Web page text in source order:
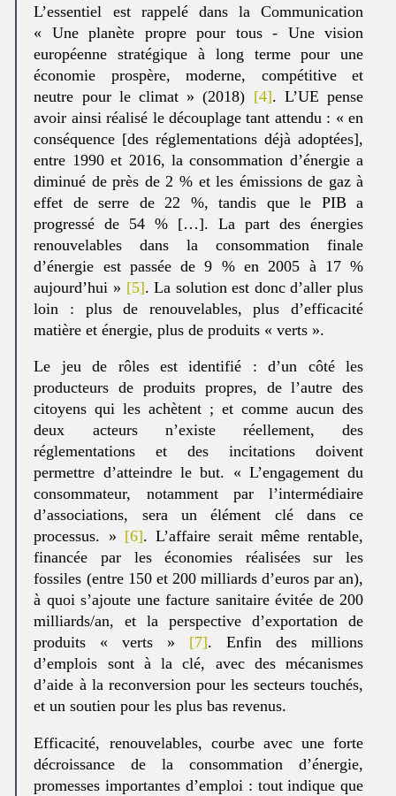
L’essentiel est rappelé dans la Communication
« Une planète propre pour tous - Une vision
européenne stratégique à long terme pour une
économie prospère, moderne, compétitive et
neutre pour le climat » (2018) [4]. L’UE pense
avoir ainsi réalisé le découplage tant attendu : « en
conséquence [des réglementations déjà adoptées],
entre 1990 et 2016, la consommation d’énergie a
diminué de près de 2 % et les émissions de gaz à
effet de serre de 22 %, tandis que le PIB a
progressé de 54 % […]. La part des énergies
renouvelables dans la consommation finale
d’énergie est passée de 9 % en 2005 à 17 %
aujourd’hui » [5]. La solution est donc d’aller plus
loin : plus de renouvelables, plus d’efficacité
matière et énergie, plus de produits « verts ».
Le jeu de rôles est identifié : d’un côté les
producteurs de produits propres, de l’autre des
citoyens qui les achètent ; et comme aucun des
deux acteurs n’existe réellement, des
réglementations et des incitations doivent
permettre d’atteindre le but. « L’engagement du
consommateur, notamment par l’intermédiaire
d’associations, sera un élément clé dans ce
processus. » [6]. L’affaire serait même rentable,
financée par les économies réalisées sur les
fossiles (entre 150 et 200 milliards d’euros par an),
à quoi s’ajoute une facture sanitaire évitée de 200
milliards/an, et la perspective d’exportation de
produits « verts » [7]. Enfin des millions
d’emplois sont à la clé, avec des mécanismes
d’aide à la reconversion pour les secteurs touchés,
et un soutien pour les plus bas revenus.
Efficacité, renouvelables, courbe avec une forte
décroissance de la consommation d’énergie,
promesses importantes d’emploi : tout indique que